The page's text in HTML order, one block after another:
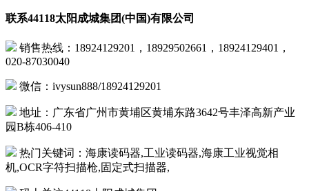
联系44118太阳成城集团(中国)有限公司
 销售热线：18924129201，18929502661，18924129401，
020-87030040
微信：ivysun888/18924129201
地址：广东省广州市黄埔区黄埔东路3642号丰泽高新产业
园B栋406-410
热门关键词：海康读码器,工业读码器,海康工业视觉相
机,OCR字符扫描枪,固定式扫描器,